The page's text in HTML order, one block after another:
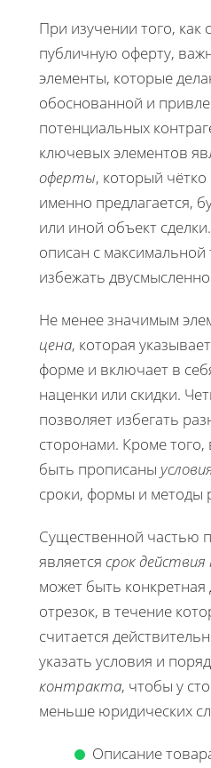
При изучении того, как
публичную оферту,
элементы, которые
обоснованной и
потенциальных
ключевых элементов
оферты, который
именно предлагается,
или иной объект
описан с
избежать
Не менее значимым
цена, которая
форме и включает в
наценки или скидки.
позволяет избегать
сторонами. Кроме
быть прописаны
сроки, формы и методы
Существенной частью
является срок
может быть
отрезок, в течение
считается
указать условия и
контракта, чтобы у
меньше юридических
Описание